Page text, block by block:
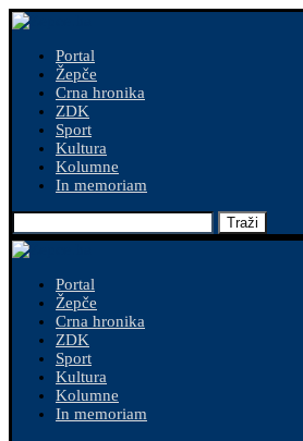
Portal
Žepče
Crna hronika
ZDK
Sport
Kultura
Kolumne
In memoriam
Traži
Portal
Žepče
Crna hronika
ZDK
Sport
Kultura
Kolumne
In memoriam